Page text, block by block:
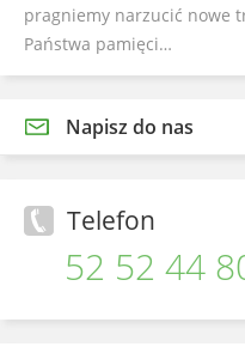
pragniemy narzucić nowe
Państwa pamięci…
Napisz do nas
Telefon
52 52 44